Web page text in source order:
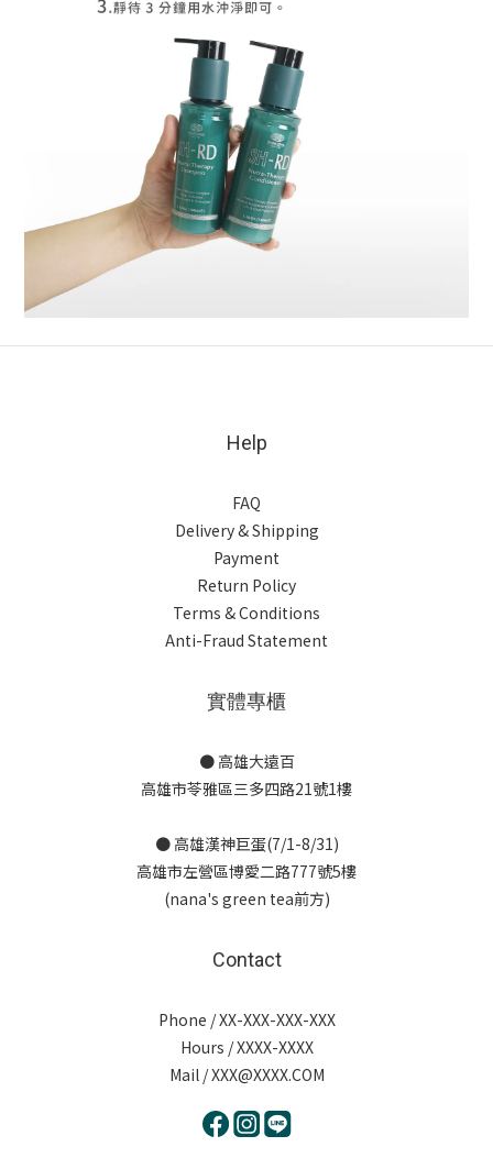
Help
FAQ
Delivery & Shipping
Payment
Return Policy
Terms & Conditions
Anti-Fraud Statement
實體專櫃
● 高雄大遠百
高雄市苓雅區三多四路21號1樓
● 高雄漢神巨蛋(7/1-8/31)
高雄市左營區博愛二路777號5樓
(nana's green tea前方)
Contact
Phone / XX-XXX-XXX-XXX
Hours / XXXX-XXXX
Mail / XXX@XXXX.COM